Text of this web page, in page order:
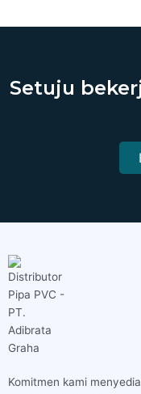
Setuju
Komitmen kami